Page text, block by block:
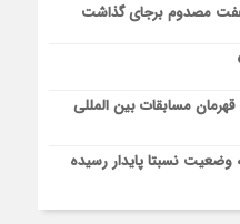
از شهرضا به نجف اشرف
شهرضا و دهاقان قرار گرفت
مصدوم برجای گذاشت
مسابقات بین المللی
نسبتا پایدار رسیده